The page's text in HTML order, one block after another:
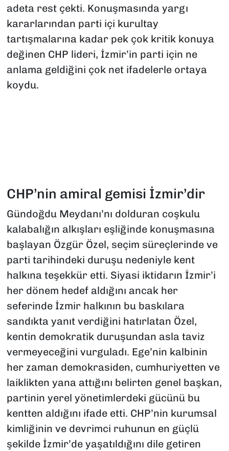
adeta rest çekti. Konuşmasında yargı
kararlarından parti içi kurultay
tartışmalarına kadar pek çok kritik konuya
değinen CHP lideri, İzmir’in parti için ne
anlama geldiğini çok net ifadelerle ortaya
koydu.
​CHP’nin amiral gemisi İzmir’dir
​Gündoğdu Meydanı’nı dolduran coşkulu
kalabalığın alkışları eşliğinde konuşmasına
başlayan Özgür Özel, seçim süreçlerinde ve
parti tarihindeki duruşu nedeniyle kent
halkına teşekkür etti. Siyasi iktidarın İzmir’i
her dönem hedef aldığını ancak her
seferinde İzmir halkının bu baskılara
sandıkta yanıt verdiğini hatırlatan Özel,
kentin demokratik duruşundan asla taviz
vermeyeceğini vurguladı. Ege’nin kalbinin
her zaman demokrasiden, cumhuriyetten ve
laiklikten yana attığını belirten genel başkan,
partinin yerel yönetimlerdeki gücünü bu
kentten aldığını ifade etti. CHP’nin kurumsal
kimliğinin ve devrimci ruhunun en güçlü
şekilde İzmir’de yaşatıldığını dile getiren